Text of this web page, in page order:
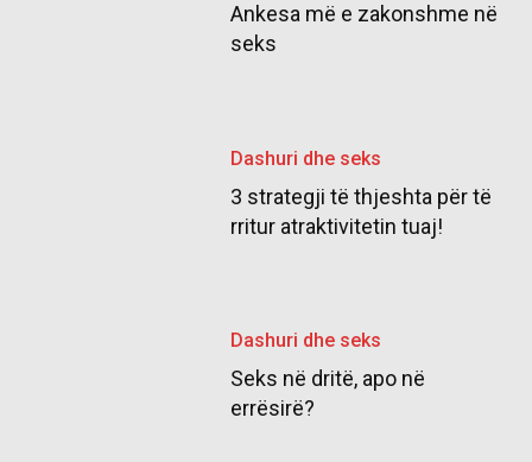
Ankesa më e zakonshme në
seks
Dashuri dhe seks
3 strategji të thjeshta për të
rritur atraktivitetin tuaj!
Dashuri dhe seks
Seks në dritë, apo në
errësirë?